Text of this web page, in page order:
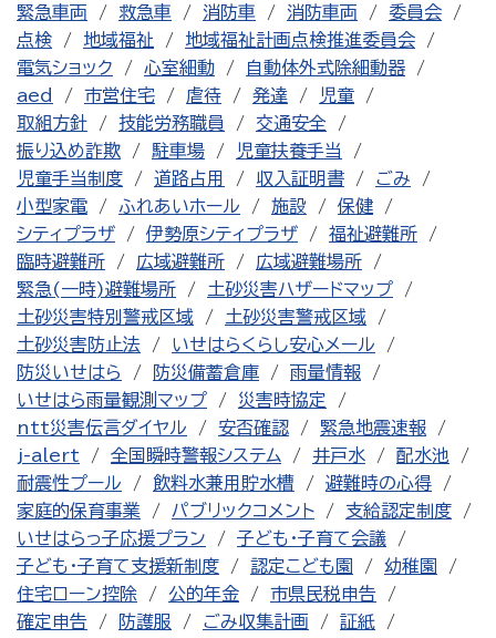
緊急車両 救急車 消防車 消防車両
委員会
点検
地域福祉
地域福祉計画点検推進委員会
電気ショック
心室細動
自動体外式除細動器
aed
市営住宅 虐待 発達
児童
取組方針
技能労務職員
交通安全
振り込め詐欺
駐車場
児童扶養手当
児童手当制度
道路占用 収入証明書
ごみ
小型家電
ふれあいホール 施設
保健
シティプラザ
伊勢原シティプラザ
福祉避難所
臨時避難所
広域避難所
広域避難場所
緊急(一時)避難場所
土砂災害ハザードマップ
土砂災害特別警戒区域
土砂災害警戒区域
土砂災害防止法
いせはらくらし安心メール
防災いせはら
防災備蓄倉庫
雨量情報
いせはら雨量観測マップ
災害時協定
ntt災害伝言ダイヤル
安否確認
緊急地震速報
j-alert
全国瞬時警報システム 井戸水
配水池
耐震性プール
飲料水兼用貯水槽
避難時の心得
家庭的保育事業
パブリックコメント
支給認定制度
いせはらっ子応援プラン
子ども・子育て会議
子ども・子育て支援新制度
認定こども園
幼稚園
住宅ローン控除
公的年金
市県民税申告
確定申告
防護服 ごみ収集計画
証紙